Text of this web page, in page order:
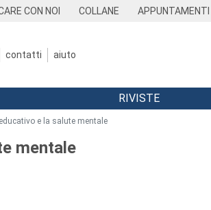
CON NOI COLLANE APPUNTAMENTI
contatti aiuto
RIVISTE
e la salute mentale
mentale